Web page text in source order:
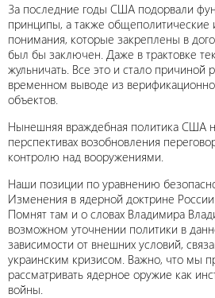
За последние годы США подорвали
принципы, а также общеполитические
понимания, которые закреплены в
был бы заключен. Даже в трактовке
жульничать. Все это и стало причиной
временном выводе из
объектов.
Нынешняя враждебная политика США
перспективах возобновления
контролю над вооружениями.
Наши позиции по уравнению
Изменения в ядерной доктрине
Помнят там и о словах Владимира
возможном уточнении политики в
зависимости от внешних условий,
украинским кризисом. Важно, что мы
рассматривать ядерное оружие как
войны.